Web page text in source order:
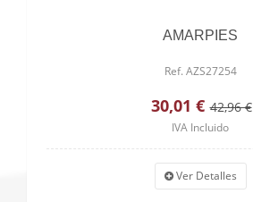
AMARPIES
Ref. AZS27254
30,01 € 42,96 €
IVA Incluido
Ver Detalles